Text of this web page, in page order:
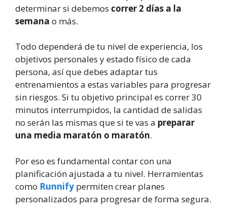
determinar si debemos correr 2 días a la
semana o más.
Todo dependerá de tu nivel de experiencia, los
objetivos personales y estado físico de cada
persona, así que debes adaptar tus
entrenamientos a estas variables para progresar
sin riesgos. Si tu objetivo principal es correr 30
minutos interrumpidos, la cantidad de salidas
no serán las mismas que si te vas a preparar
una media maratón o maratón.
Por eso es fundamental contar con una
planificación ajustada a tu nivel. Herramientas
como Runnify permiten crear planes
personalizados para progresar de forma segura.